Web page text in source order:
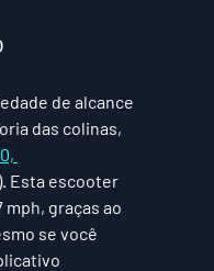
de alcance
das colinas,
). Esta escooter
graças ao
se você